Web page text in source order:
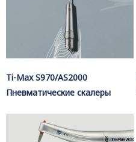
Ti-Max S970/AS2000
Пневматические скалеры